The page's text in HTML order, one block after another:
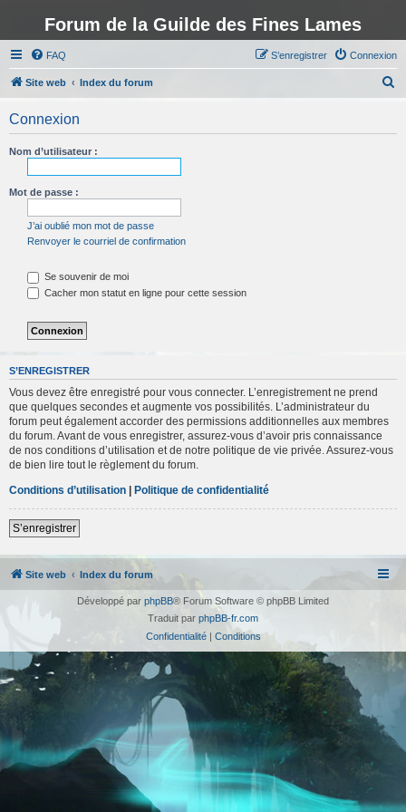
Forum de la Guilde des Fines Lames
FAQ Connexion
S’enregistrer
Site web Index du forum
Connexion
Nom d’utilisateur :
Mot de passe :
J’ai oublié mon mot de passe
Renvoyer le courriel de confirmation
Se souvenir de moi
Cacher mon statut en ligne pour cette session
S’ENREGISTRER
Vous devez être enregistré pour vous connecter. L’enregistrement ne prend
que quelques secondes et augmente vos possibilités. L’administrateur du
forum peut également accorder des permissions additionnelles aux membres
du forum. Avant de vous enregistrer, assurez-vous d’avoir pris connaissance
de nos conditions d’utilisation et de notre politique de vie privée. Assurez-vous
de bien lire tout le règlement du forum.
Conditions d’utilisation | Politique de confidentialité
S’enregistrer
Site web Index du forum
Développé par phpBB® Forum Software © phpBB Limited
Traduit par phpBB-fr.com
Confidentialité| Conditions